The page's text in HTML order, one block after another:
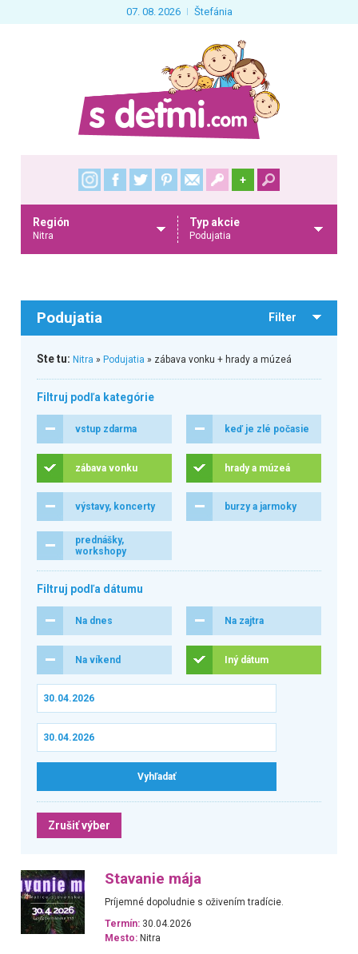
07. 08. 2026 Štefánia
+
Región
Nitra
Typ akcie
Podujatia
Podujatia Filter
Ste tu: Nitra » Podujatia » zábava vonku + hrady a múzeá
Filtruj podľa kategórie
vstup zdarma keď je zlé počasie
zábava vonku hrady a múzeá
výstavy, koncerty burzy a jarmoky
prednášky,
workshopy
Filtruj podľa dátumu
Na dnes Na zajtra
Na víkend Iný dátum
Zrušiť výber
Stavanie mája
Príjemné dopoludnie s oživením tradície.
Termín: 30.04.2026
Mesto: Nitra